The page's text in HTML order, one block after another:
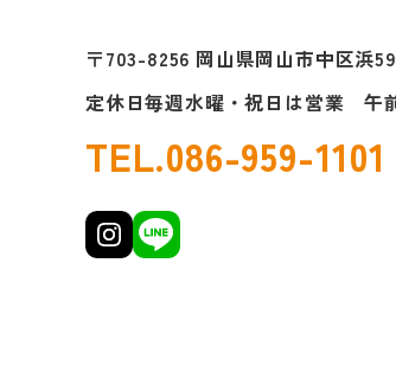
〒703-8256 岡山県岡山市中区浜
定休日毎週水曜・祝日は営業午
TEL.086-959-1101